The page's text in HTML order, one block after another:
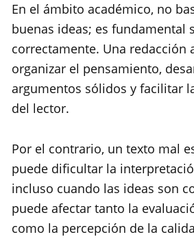
En el ámbito académico, no
buenas ideas; es fundamental
correctamente. Una redacción
organizar el pensamiento,
argumentos sólidos y facilitar
del lector.
Por el contrario, un texto mal
puede dificultar la
incluso cuando las ideas son
puede afectar tanto la
como la percepción de la